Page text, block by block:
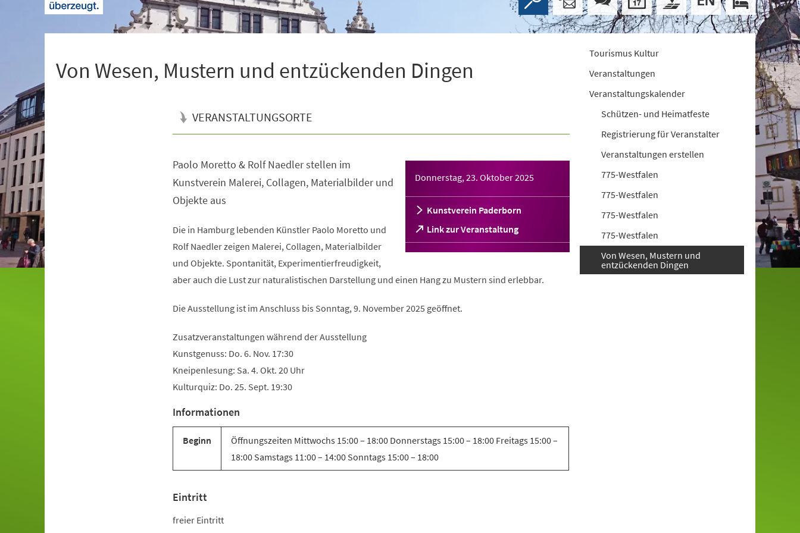
Von Wesen, Mustern und entzückenden Dingen
VERANSTALTUNGSORTE
Donnerstag, 23. Oktober 2025
Kunstverein Paderborn
Link zur Veranstaltung
(Öffnet
in
einem
Tab)
Paolo Moretto & Rolf Naedler stellen im
Kunstverein Malerei, Collagen, Materialbilder und
Objekte aus
Die in Hamburg lebenden Künstler Paolo Moretto und
Rolf Naedler zeigen Malerei, Collagen, Materialbilder
und Objekte. Spontanität, Experimentierfreudigkeit,
aber auch die Lust zur naturalistischen Darstellung und einen Hang zu Mustern sind erlebbar.
Die Ausstellung ist im Anschluss bis Sonntag, 9. November 2025 geöffnet.
Zusatzveranstaltungen während der Ausstellung
Kunstgenuss: Do. 6. Nov. 17:30
Kneipenlesung: Sa. 4. Okt. 20 Uhr
Kulturquiz: Do. 25. Sept. 19:30
Informationen
Beginn
Öffnungszeiten Mittwochs 15:00 – 18:00 Donnerstags 15:00 – 18:00 Freitags 15:00 –
18:00 Samstags 11:00 – 14:00 Sonntags 15:00 – 18:00
Eintritt
freier Eintritt
Tourismus Kultur
Veranstaltungen
Veranstaltungskalender
Schützen- und Heimatfeste
Registrierung für Veranstalter
Veranstaltungen erstellen
775-Westfalen
775-Westfalen
775-Westfalen
775-Westfalen
Von Wesen, Mustern und
entzückenden Dingen